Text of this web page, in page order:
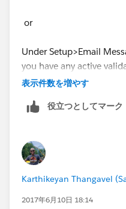
or
Under Setup>Email
you have any active
表示件数を増やす
役立つとしてマーク
Karthikeyan Thangavel
2017年6月10日 18:14